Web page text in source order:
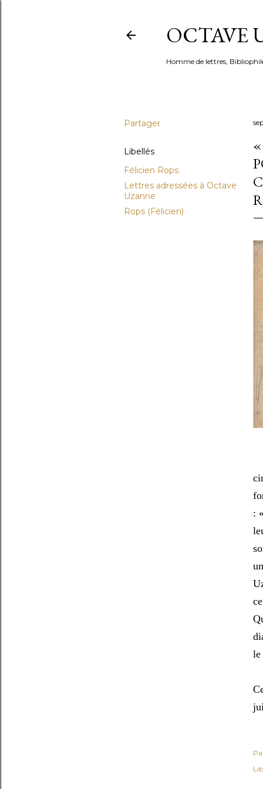
OCTAVE
Homme de lettres,
Partager
Libellés
Félicien Rops
Lettres adressées à Octave
Uzanne
Rops (Félicien)
:
le